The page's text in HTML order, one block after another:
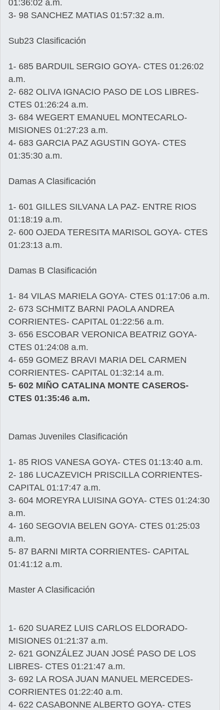
01:36:02 a.m.
3- 98 SANCHEZ MATIAS 01:57:32 a.m.
Sub23 Clasificación
1- 685 BARDUIL SERGIO GOYA- CTES 01:26:02
a.m.
2- 682 OLIVA IGNACIO PASO DE LOS LIBRES-
CTES 01:26:24 a.m.
3- 684 WEGERT EMANUEL MONTECARLO-
MISIONES 01:27:23 a.m.
4- 683 GARCIA PAZ AGUSTIN GOYA- CTES
01:35:30 a.m.
Damas A Clasificación
1- 601 GILLES SILVANA LA PAZ- ENTRE RIOS
01:18:19 a.m.
2- 600 OJEDA TERESITA MARISOL GOYA- CTES
01:23:13 a.m.
Damas B Clasificación
1- 84 VILAS MARIELA GOYA- CTES 01:17:06 a.m.
2- 673 SCHMITZ BARNI PAOLA ANDREA
CORRIENTES- CAPITAL 01:22:56 a.m.
3- 656 ESCOBAR VERONICA BEATRIZ GOYA-
CTES 01:24:08 a.m.
4- 659 GOMEZ BRAVI MARIA DEL CARMEN
CORRIENTES- CAPITAL 01:32:14 a.m.
5- 602 MIÑO CATALINA MONTE CASEROS-
CTES 01:35:46 a.m.
Damas Juveniles Clasificación
1- 85 RIOS VANESA GOYA- CTES 01:13:40 a.m.
2- 186 LUCAZEVICH PRISCILLA CORRIENTES-
CAPITAL 01:17:47 a.m.
3- 604 MOREYRA LUISINA GOYA- CTES 01:24:30
a.m.
4- 160 SEGOVIA BELEN GOYA- CTES 01:25:03
a.m.
5- 87 BARNI MIRTA CORRIENTES- CAPITAL
01:41:12 a.m.
Master A Clasificación
1- 620 SUAREZ LUIS CARLOS ELDORADO-
MISIONES 01:21:37 a.m.
2- 621 GONZÁLEZ JUAN JOSÉ PASO DE LOS
LIBRES- CTES 01:21:47 a.m.
3- 692 LA ROSA JUAN MANUEL MERCEDES-
CORRIENTES 01:22:40 a.m.
4- 622 CASABONNE ALBERTO GOYA- CTES